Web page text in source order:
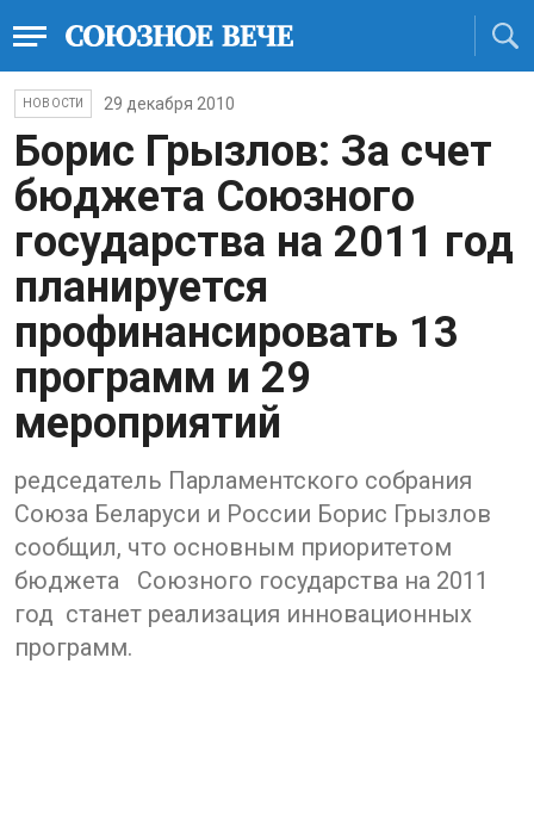
НОВОСТИ 29 декабря 2010
Борис Грызлов: За счет
бюджета Союзного
государства на 2011 год
планируется
профинансировать 13
программ и 29
мероприятий
редседатель Парламентского собрания
Союза Беларуси и России Борис Грызлов
сообщил, что основным приоритетом
бюджета Союзного государства на 2011
год станет реализация инновационных
программ.